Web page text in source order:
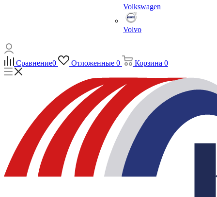
Volkswagen
Volvo
Сравнение0 Отложенные 0 Корзина 0